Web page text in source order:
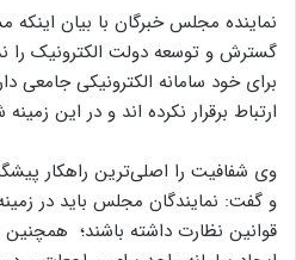
نماینده مجلس خبرگان با بیان اینکه
گسترش و توسعه دولت الکترونیک را
برای خود سامانه الکترونیکی جامعی
ارتباط برقرار نکرده ­اند و در این
وی شفافیت را اصلی‌ترین راهکار
و گفت: نمایندگان مجلس باید در زمینه
قوانین نظارت داشته باشند؛